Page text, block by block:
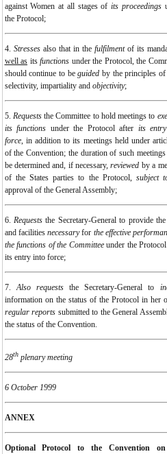
against Women at all stages of its proceedings
the Protocol;
4. Stresses also that in the fulfilmentof its
well as its functions under the Protocol, the
should continue to beguided by the principles
selectivity, impartiality and objectivity;
5. Requests the Committee to hold meetings to
its functions under the Protocol after its
force, in addition to its meetings held under
of the Convention; the duration of such
be determined and, if necessary,reviewed by a
of the States parties to the Protocol,subject
approval of the General Assembly;
6. Requeststhe Secretary-General to provide
and facilitiesnecessaryfor the effective
the functions of the Committeeunder the
its entry into force;
7. Also requests the Secretary-General to
information on the status of the Protocol in her
regular reports submitted to the General
the status of the Convention.
28thplenary meeting
6 October 1999
ANNEX
Optional Protocol to the Convention